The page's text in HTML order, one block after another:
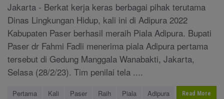
Jakarta - Berkat kerja keras berbagai pihak terutama
Dinas Lingkungan Hidup, kali ini di Adipura 2022
Kabupaten Paser berhasil meraih Piala Adipura. Bupati
Paser dr Fahmi Fadli menerima piala Adipura pertama
tersebut di Gedung Manggala Wanabakti, Jakarta,
Selasa (28/2/23). Tim penilai tela ....
Pertama Kali Paser Raih Piala Adipura Read More